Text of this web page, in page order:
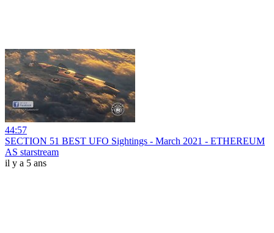
44:57
SECTION 51 BEST UFO Sightings - March 2021 - ETHEREUM
AS starstream
il y a 5 ans